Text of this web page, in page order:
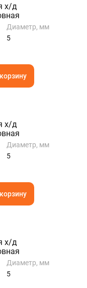
х/д
Диаметр, мм
5
х/д
Диаметр, мм
5
х/д
Диаметр, мм
5